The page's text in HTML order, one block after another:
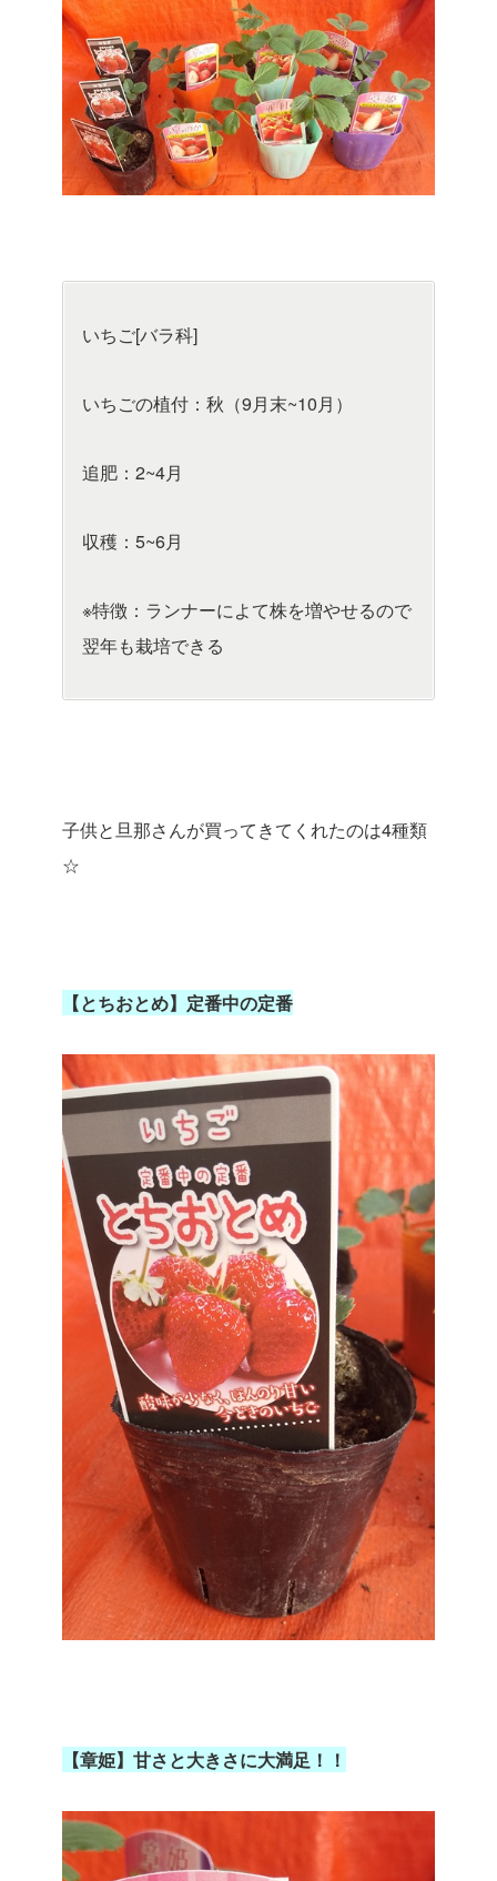
いちご[バラ科]
いちごの植付：秋（9月末~10月）
追肥：2~4月
収穫：5~6月
※特徴：ランナーによて株を増やせるので
翌年も栽培できる
子供と旦那さんが買ってきてくれたのは4種類
☆
【とちおとめ】定番中の定番
【章姫】甘さと大きさに大満足！！